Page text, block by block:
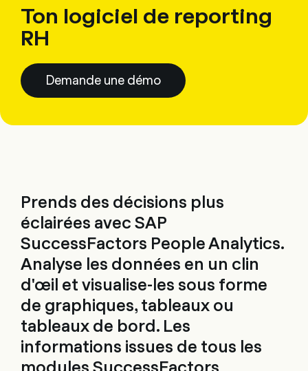
Ton logiciel de reporting
RH
Demande une démo
Prends des décisions plus
éclairées avec SAP
SuccessFactors People Analytics.
Analyse les données en un clin
d'œil et visualise-les sous forme
de graphiques, tableaux ou
tableaux de bord. Les
informations issues de tous les
modules SuccessFactors